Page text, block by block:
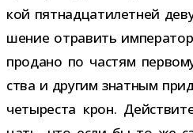
кой пят­на­дца­ти­лет­ней
ше­ние отра­вить
про­дано по частям
ства и дру­гим знат­ным
четы­ре­ста крон.